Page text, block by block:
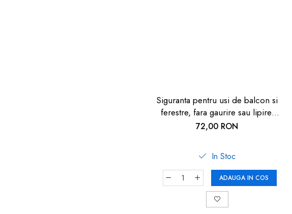
Siguranta pentru usi de balcon si
ferestre, fara gaurire sau lipire,
gri antracit, Reer WinLock 70021
72,00 RON
In Stoc
ADAUGA IN COS